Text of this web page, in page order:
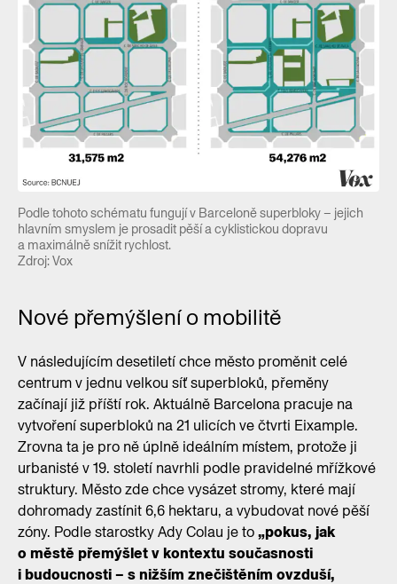
Podle tohoto schématu fungují v Barceloně superbloky – jejich
hlavním smyslem je prosadit pěší a cyklistickou dopravu
a maximálně snížit rychlost.
Zdroj: Vox
Nové přemýšlení o mobilitě
V následujícím desetiletí chce město proměnit celé
centrum v jednu velkou síť superbloků, přeměny
začínají již příští rok. Aktuálně Barcelona pracuje na
vytvoření superbloků na 21 ulicích ve čtvrti Eixample.
Zrovna ta je pro ně úplně ideálním místem, protože ji
urbanisté v 19. století navrhli podle pravidelné mřížkové
struktury. Město zde chce vysázet stromy, které mají
dohromady zastínit 6,6 hektaru, a vybudovat nové pěší
zóny. Podle starostky Ady Colau je to„pokus, jak
o městě přemýšlet v kontextu současnosti
i budoucnosti – s nižším znečištěním ovzduší,